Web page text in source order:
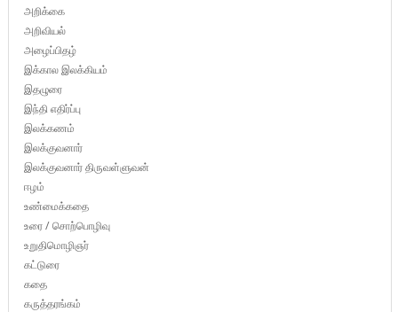
அறிக்கை
அறிவியல்
அழைப்பிதழ்
இக்கால இலக்கியம்
இதழுரை
இந்தி எதிர்ப்பு
இலக்கணம்
இலக்குவனார்
இலக்குவனார் திருவள்ளுவன்
ஈழம்
உண்மைக்கதை
உரை / சொற்பொழிவு
உறுதிமொழிஞர்
கட்டுரை
கதை
கருத்தரங்கம்